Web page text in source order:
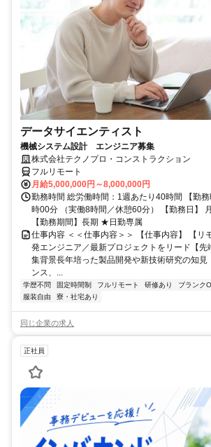
データサイエンティスト
機械システム設計 エンジニア募集
株式会社テクノプロ・コンストラクション
フルリモート
月給5,000,000円～8,000,000円
勤務時間 総労働時間：1週あたり40時間 【勤
時00分 （実働8時間／休憩60分） 【勤務日】
【勤務期間】長期 ★日勤専属
仕事内容 ＜＜仕事内容＞＞ 【仕事内容】 【リ
発エンジニア／最新プロジェクトをリード【先
集背景長年培った製品開発や新技術研究の知見
ンス、...
学歴不問 固定時間制 フルリモート 研修あり ブランク
服装自由
寮・社宅あり
同じ企業の求人
正社員